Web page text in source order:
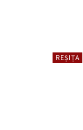
REȘIȚA